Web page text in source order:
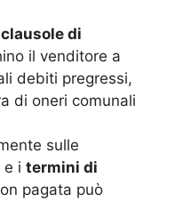
clausole di
il venditore a
debiti pregressi,
di oneri comunali
sulle
e i termini di
pagata può